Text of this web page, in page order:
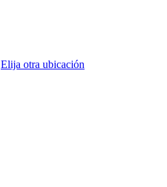
Elija otra ubicación